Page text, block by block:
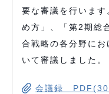
要な審議を行いま
め方」、「第2期総
合戦略の各分野に
いて審議しました。
会議録